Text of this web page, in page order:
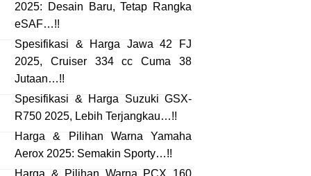
2025: Desain Baru, Tetap Rangka
eSAF…!!
Spesifikasi & Harga Jawa 42 FJ
2025, Cruiser 334 cc Cuma 38
Jutaan…!!
Spesifikasi & Harga Suzuki GSX-
R750 2025, Lebih Terjangkau…!!
Harga & Pilihan Warna Yamaha
Aerox 2025: Semakin Sporty…!!
Harga & Pilihan Warna PCX 160